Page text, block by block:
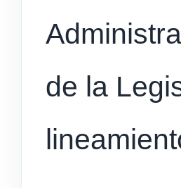
de la